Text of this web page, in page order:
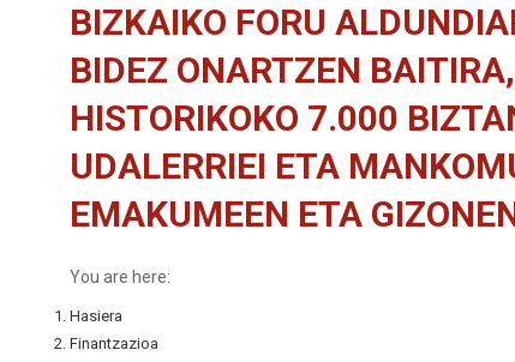
BIZKAIKO FORU
BIDEZ ONARTZEN
HISTORIKOKO 7.000
UDALERRIEI ETA
EMAKUMEEN ETA
You are here:
Hasiera
Finantzazioa